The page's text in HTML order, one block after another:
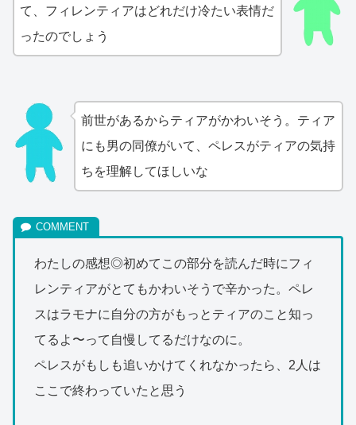
て、フィレンティアはどれだけ冷たい表情だ
ったのでしょう
前世があるからティアがかわいそう。ティア
にも男の同僚がいて、ペレスがティアの気持
ちを理解してほしいな
わたしの感想◎初めてこの部分を読んだ時にフィ
レンティアがとてもかわいそうで辛かった。ペレ
スはラモナに自分の方がもっとティアのこと知っ
てるよ〜って自慢してるだけなのに。
ペレスがもしも追いかけてくれなかったら、2人は
ここで終わっていたと思う